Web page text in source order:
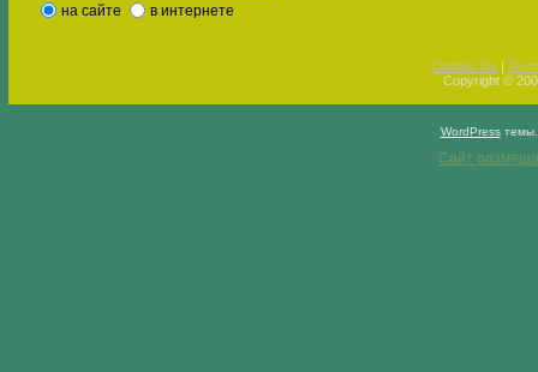
на сайте в интернете
Contact Us |
Copyright ©
WordPress
Сайт